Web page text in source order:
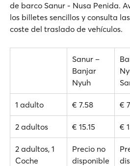
de barco Sanur - Nusa Penida.
los billetes sencillos y consulta
coste del traslado de vehículos.
Sanur –
Banjar
Nyuh
1 adulto € 7.58 €
2 adultos € 15.15 €
2 adultos, 1
Coche
Precio no
disponible